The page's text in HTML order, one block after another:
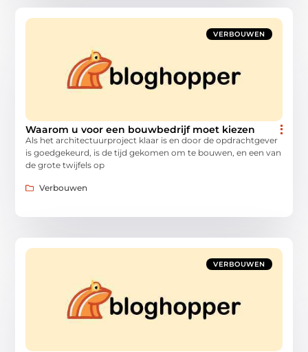
VERBOUWEN
Waarom u voor een bouwbedrijf moet kiezen
Als het architectuurproject klaar is en door de opdrachtgever
is goedgekeurd, is de tijd gekomen om te bouwen, en een van
de grote twijfels op
Verbouwen
VERBOUWEN